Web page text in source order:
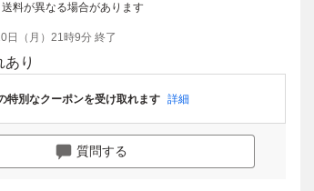
料が異なる場合があります
日（月）21時9分 終了
り
特別なクーポンを受け取れます 詳細
質問する